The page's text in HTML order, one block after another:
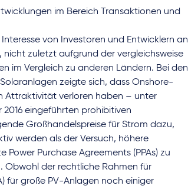
im Bereich Transaktionen und
von Investoren und Entwicklern an
zuletzt aufgrund der vergleichsweise
im Vergleich zu anderen Ländern. Bei den
zeigte sich, dass Onshore-
Attraktivität verloren haben – unter
eingeführten prohibitiven
Großhandelspreise für Strom dazu,
werden als der Versuch, höhere
Purchase Agreements (PPAs) zu
Obwohl der rechtliche Rahmen für
für große PV-Anlagen noch einiger